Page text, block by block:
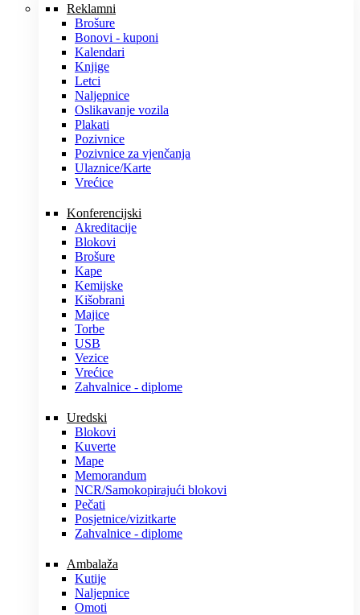
Reklamni
Brošure
Bonovi - kuponi
Kalendari
Knjige
Letci
Naljepnice
Oslikavanje vozila
Plakati
Pozivnice
Pozivnice za vjenčanja
Ulaznice/Karte
Vrećice
Konferencijski
Akreditacije
Blokovi
Brošure
Kape
Kemijske
Kišobrani
Majice
Torbe
USB
Vezice
Vrećice
Zahvalnice - diplome
Uredski
Blokovi
Kuverte
Mape
Memorandum
NCR/Samokopirajući blokovi
Pečati
Posjetnice/vizitkarte
Zahvalnice - diplome
Ambalaža
Kutije
Naljepnice
Omoti